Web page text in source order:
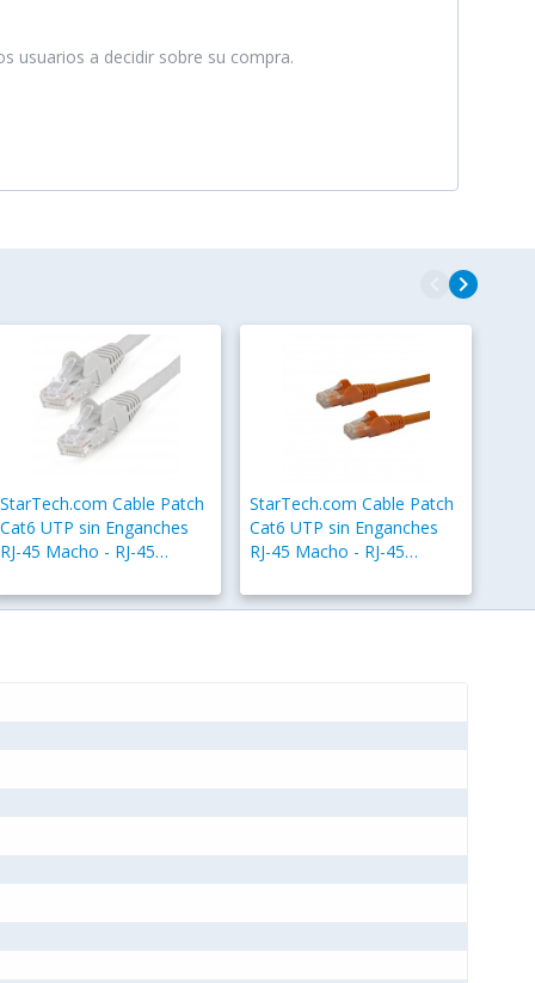
usuarios a decidir sobre su compra.
navigate_beforenavigate_next
StarTech.com Cable Patch
Cat6 UTP sin Enganches
RJ-45 Macho - RJ-45
StarTech.com Cable Patch
Cat6 UTP sin Enganches
RJ-45 Macho - RJ-45